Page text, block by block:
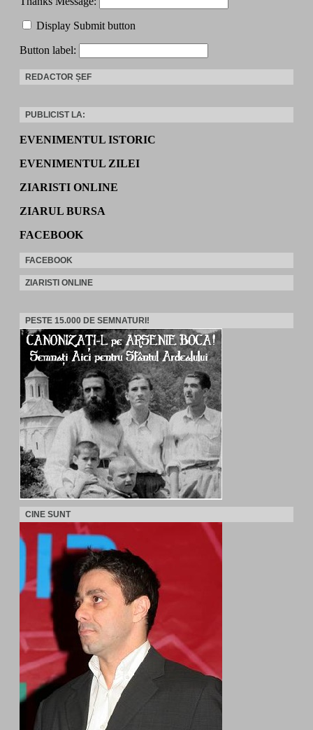
Display Submit button
Button label:
REDACTOR ȘEF
PUBLICIST LA:
EVENIMENTUL ISTORIC
EVENIMENTUL ZILEI
ZIARISTI ONLINE
ZIARUL BURSA
FACEBOOK
FACEBOOK
ZIARISTI ONLINE
PESTE 15.000 DE SEMNATURI!
CINE SUNT